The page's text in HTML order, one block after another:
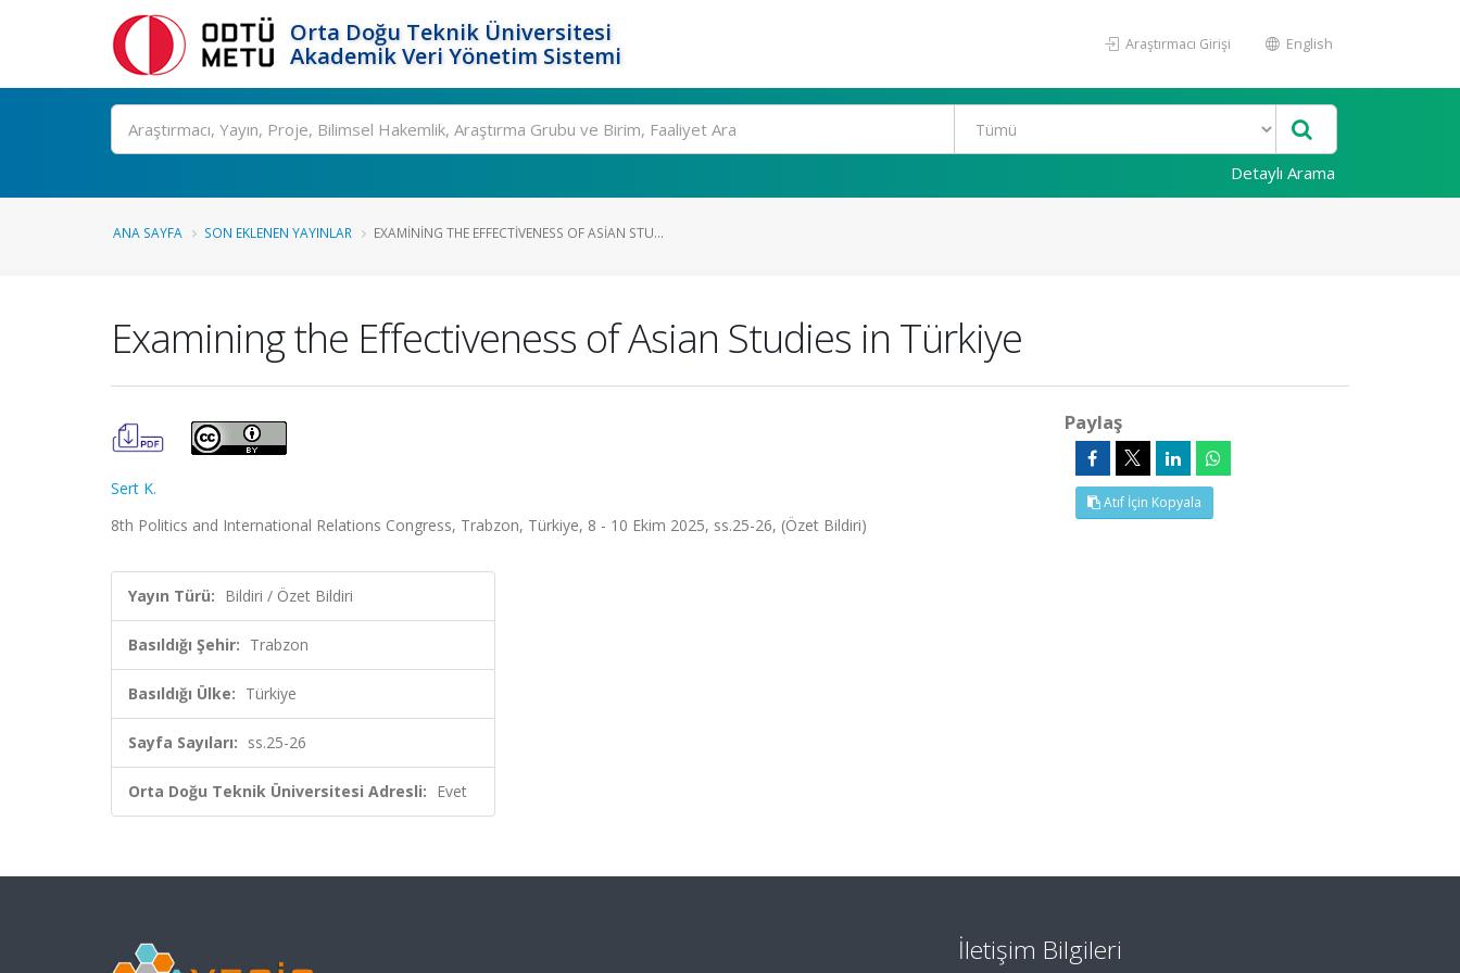
Orta Doğu Teknik Üniversitesi
Akademik Veri Yönetim Sistemi
Araştırmacı Girişi English
Ara
Detaylı Arama
ANA SAYFA SON EKLENEN YAYINLAR EXAMINING THE EFFECTIVENESS OF ASIAN STU...
Examining the Effectiveness of Asian Studies in Türkiye
Sert K.
8th Politics and International Relations Congress, Trabzon, Türkiye, 8 - 10 Ekim 2025, ss.25-26, (Özet Bildiri)
Yayın Türü: Bildiri / Özet Bildiri
Basıldığı Şehir: Trabzon
Basıldığı Ülke: Türkiye
Sayfa Sayıları: ss.25-26
Orta Doğu Teknik Üniversitesi Adresli: Evet
Paylaş
Atıf İçin Kopyala
İletişim Bilgileri